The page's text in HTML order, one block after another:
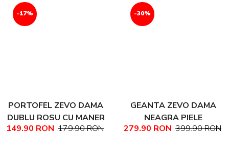
-17%
PORTOFEL ZEVO DAMA
DUBLU ROSU CU MANER
PIELE NATURALA
149.90 RON 179.90 RON
-30%
GEANTA ZEVO DAMA
NEAGRA PIELE
NATURALA TEXTURATA
279.90 RON 399.90 RON